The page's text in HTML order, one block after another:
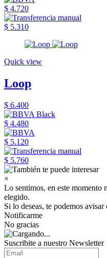
$ 4.720
$ 5.310
Quick view
Loop
$ 6.400
$ 4.480
$ 5.120
$ 5.760
×
Lo sentimos, en este momento
elegido.
Si lo deseas, te podemos
Notificarme
No gracias
Suscribite a nuestro Newsletter